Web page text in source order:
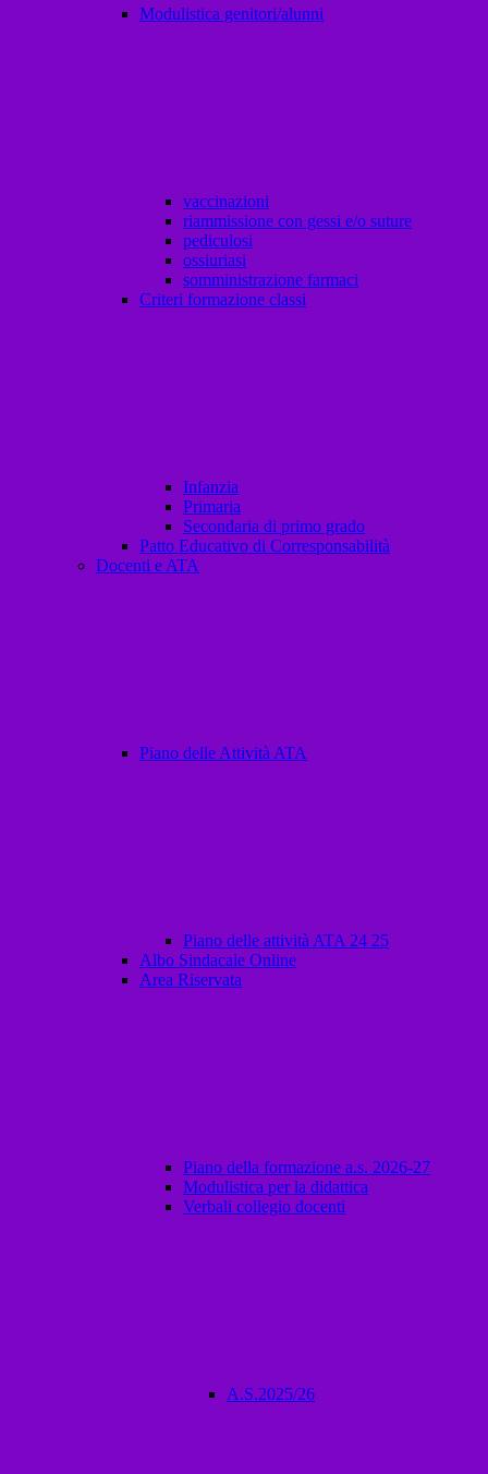
Modulistica genitori/alunni
vaccinazioni
riammissione con gessi e/o suture
pediculosi
ossiuriasi
somministrazione farmaci
Criteri formazione classi
Infanzia
Primaria
Secondaria di primo grado
Patto Educativo di Corresponsabilità
Docenti e ATA
Piano delle Attività ATA
Piano delle attività ATA 24 25
Albo Sindacale Online
Area Riservata
Piano della formazione a.s. 2026-27
Modulistica per la didattica
Verbali collegio docenti
A.S.2025/26